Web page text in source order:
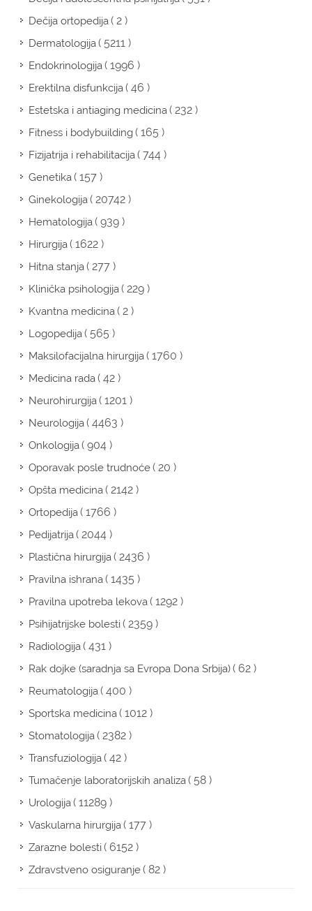
Dečija ortopedija( 2 )
Dermatologija( 5211 )
Endokrinologija( 1996 )
Erektilna disfunkcija( 46 )
Estetska i antiaging medicina( 232 )
Fitness i bodybuilding( 165 )
Fizijatrija i rehabilitacija( 744 )
Genetika( 157 )
Ginekologija( 20742 )
Hematologija( 939 )
Hirurgija( 1622 )
Hitna stanja( 277 )
Klinička psihologija( 229 )
Kvantna medicina( 2 )
Logopedija( 565 )
Maksilofacijalna hirurgija( 1760 )
Medicina rada( 42 )
Neurohirurgija( 1201 )
Neurologija( 4463 )
Onkologija( 904 )
Oporavak posle trudnoće( 20 )
Opšta medicina( 2142 )
Ortopedija( 1766 )
Pedijatrija( 2044 )
Plastična hirurgija( 2436 )
Pravilna ishrana( 1435 )
Pravilna upotreba lekova( 1292 )
Psihijatrijske bolesti( 2359 )
Radiologija( 431 )
Rak dojke (saradnja sa Evropa Dona Srbija)( 62 )
Reumatologija( 400 )
Sportska medicina( 1012 )
Stomatologija( 2382 )
Transfuziologija( 42 )
Tumačenje laboratorijskih analiza( 58 )
Urologija( 11289 )
Vaskularna hirurgija( 177 )
Zarazne bolesti( 6152 )
Zdravstveno osiguranje( 82 )